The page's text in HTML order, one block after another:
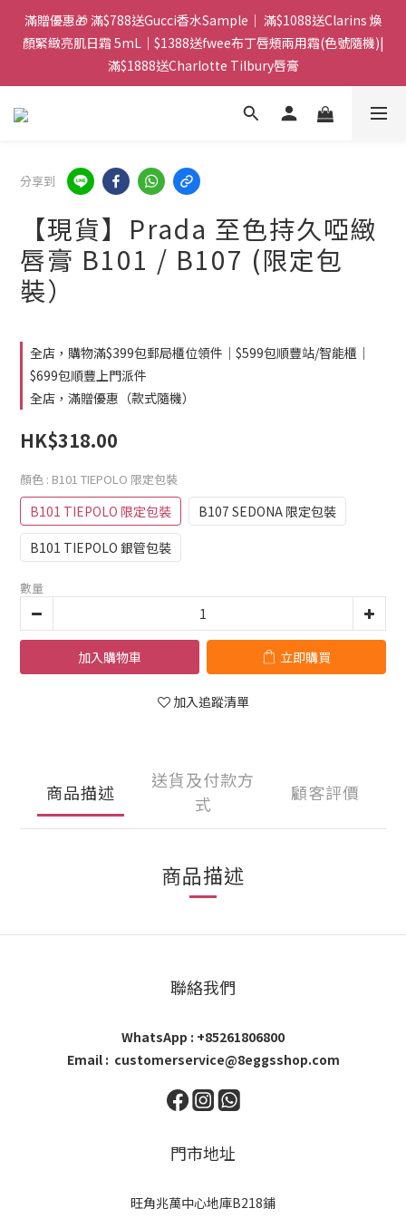
門市：旺角兆萬中心地庫B218 ｜ 所有訂單可旺角門市取貨｜全店
滿$399包郵局取件｜$599包順豐站/站智能櫃｜$699包順豐上門派
件
滿贈優惠🎁 滿$788送Gucci香水Sample｜ 滿$1088送Clarins 煥
顏緊緻亮肌日霜 5mL｜$1388送fwee布丁唇頰兩用霜(色號隨機)|
滿$1888送Charlotte Tilbury唇膏
門市：旺角兆萬中心地庫B218 ｜ 所有訂單可旺角門市取貨｜全店
分享到
【現貨】Prada 至色持久啞緻
唇膏 B101 / B107 (限定包
裝）
全店，購物滿$399包郵局櫃位領件｜$599包順豐站/智能櫃｜
$699包順豐上門派件
全店，滿贈優惠（款式隨機）
HK$318.00
顏色 : B101 TIEPOLO 限定包裝
B101 TIEPOLO 限定包裝
B107 SEDONA 限定包裝
B101 TIEPOLO 銀管包裝
數量
加入購物車 立即購買
加入追蹤清單
商品描述
送貨及付款方
式
顧客評價
商品描述
聯絡我們
WhatsApp : +85261806800
Email : customerservice@8eggsshop.com
門市地址
旺角兆萬中心地庫B218鋪